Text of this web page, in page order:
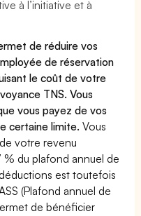
à l’initiative et à
de réduire vos
de réservation
le coût de votre
TNS. Vous
vous payez de vos
certaine limite.Vous
votre revenu
du plafond annuel de
est toutefois
(Plafond annuel de
de bénéficier